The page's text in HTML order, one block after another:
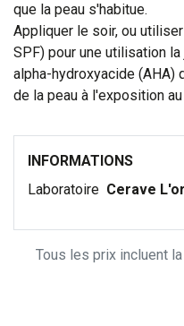
que la peau s'habitue.
Appliquer le soir, ou
SPF) pour une utilisation
alpha-hydroxyacide (AHA)
de la peau à l'exposition
INFORMATIONS
Laboratoire Cerave
Tous les prix incluent